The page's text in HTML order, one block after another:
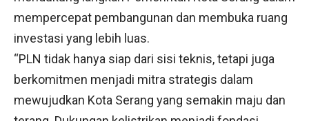
mempercepat pembangunan dan membuka ruang
investasi yang lebih luas.
“PLN tidak hanya siap dari sisi teknis, tetapi juga
berkomitmen menjadi mitra strategis dalam
mewujudkan Kota Serang yang semakin maju dan